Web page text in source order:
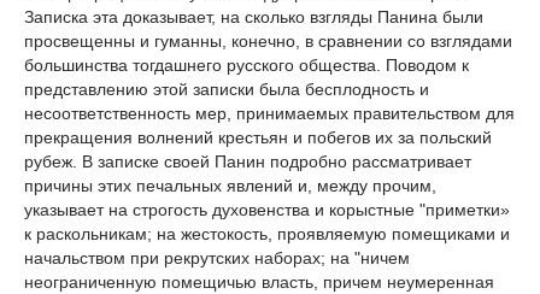
Записка эта доказывает, на сколько взгляды Панина были
просвещенны и гуманны, конечно, в сравнении со взглядами
большинства тогдашнего русского общества. Поводом к
представлению этой записки была бесплодность и
несоответственность мер, принимаемых правительством для
прекращения волнений крестьян и побегов их за польский
рубеж. В записке своей Панин подробно рассматривает
причины этих печальных явлений и, между прочим,
указывает на строгость духовенства и корыстные "приметки»
к раскольникам; на жестокость, проявляемую помещиками и
начальством при рекрутских наборах; на "ничем
неограниченную помещичью власть, причем неумеренная